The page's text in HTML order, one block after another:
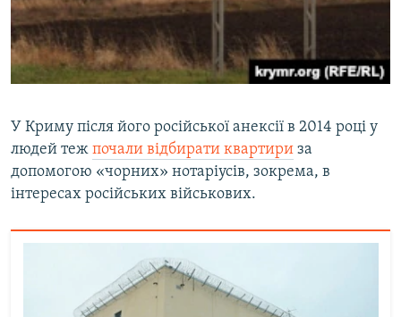
У Криму після його російської анексії в 2014 році у
людей теж почали відбирати квартири за
допомогою «чорних» нотаріусів, зокрема, в
інтересах російських військових.